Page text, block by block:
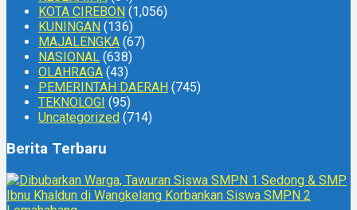
KOTA CIREBON (1,056)
KUNINGAN (136)
MAJALENGKA (67)
NASIONAL (638)
OLAHRAGA (43)
PEMERINTAH DAERAH (745)
TEKNOLOGI (95)
Uncategorized (714)
Berita Terbaru